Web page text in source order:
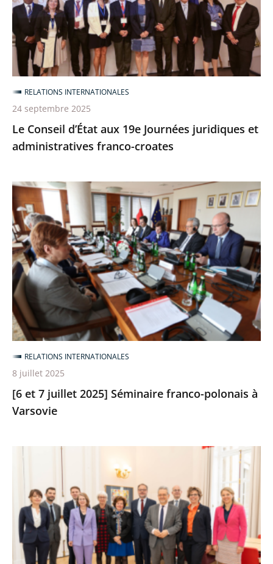
19e
Journées
juridiques
et
administratives
franco-
croates
Le Conseil d’État aux 19e Journées juridiques et
administratives franco-croates
RELATIONS INTERNATIONALES
24 septembre 2025
[6
et
7
juillet
2025]
Séminaire
franco-
polonais
à
Varsovie
[6 et 7 juillet 2025] Séminaire franco-polonais à
Varsovie
RELATIONS INTERNATIONALES
8 juillet 2025
Séminaire
Cour
administrative
fédérale
allemande